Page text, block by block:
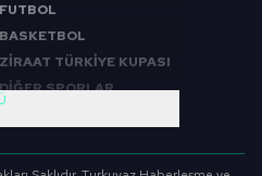
FUTBOL
BASKETBOL
ZİRAAT TÜRKİYE KUPASI
DİĞER SPORLAR
FUTBOL